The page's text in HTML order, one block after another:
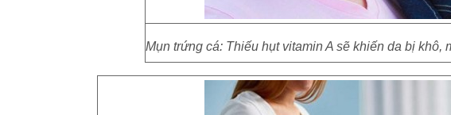
Mụn trứng cá: Thiếu hụt vitamin A sẽ khiến da bị khô,